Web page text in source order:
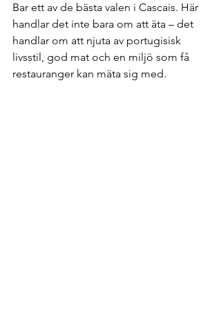
Bar ett av de bästa valen i Cascais. Här
handlar det inte bara om att äta – det
handlar om att njuta av portugisisk
livsstil, god mat och en miljö som få
restauranger kan mäta sig med.